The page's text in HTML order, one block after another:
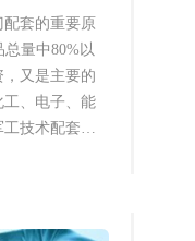
套的重要原
量中80%以
又是主要的
、电子、能
技术配套用